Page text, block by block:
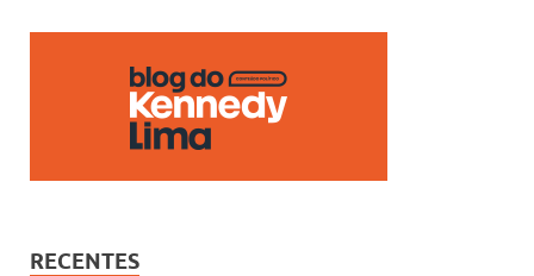
o A
p
p
Li
n
k
dI
n
RECENTES